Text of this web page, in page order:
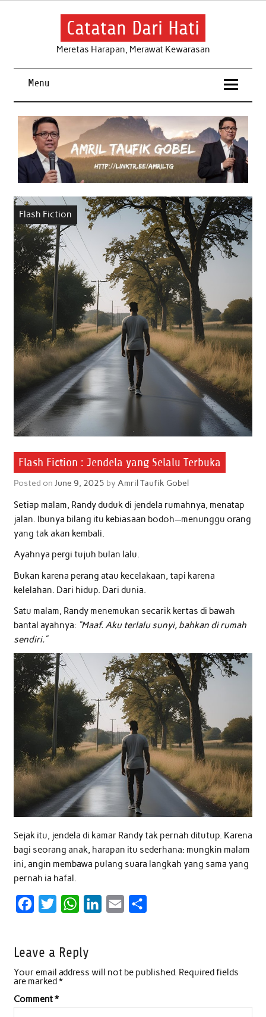
Skip
Catatan Dari Hati
Meretas Harapan, Merawat Kewarasan
Menu
Flash Fiction
Flash Fiction : Jendela yang Selalu Terbuka
Posted on June 9, 2025 by Amril Taufik Gobel
Setiap malam, Randy duduk di jendela rumahnya, menatap
jalan. Ibunya bilang itu kebiasaan bodoh—menunggu orang
yang tak akan kembali.
Ayahnya pergi tujuh bulan lalu.
Bukan karena perang atau kecelakaan, tapi karena
kelelahan. Dari hidup. Dari dunia.
Satu malam, Randy menemukan secarik kertas di bawah
bantal ayahnya: “Maaf. Aku terlalu sunyi, bahkan di rumah
sendiri.”
Sejak itu, jendela di kamar Randy tak pernah ditutup. Karena
bagi seorang anak, harapan itu sederhana: mungkin malam
ini, angin membawa pulang suara langkah yang sama yang
pernah ia hafal.
e
b
o
t
e
r
W
t
s
p
e
I
l
e
Leave a Reply
Your email address will not be published. Required fields
are marked*
Comment*